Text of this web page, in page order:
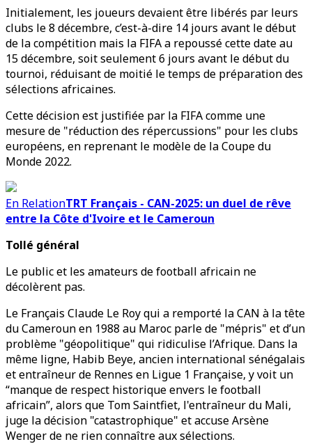
Initialement, les joueurs devaient être libérés par leurs
clubs le 8 décembre, c’est-à-dire 14 jours avant le début
de la compétition mais la FIFA a repoussé cette date au
15 décembre, soit seulement 6 jours avant le début du
tournoi, réduisant de moitié le temps de préparation des
sélections africaines.
Cette décision est justifiée par la FIFA comme une
mesure de "réduction des répercussions" pour les clubs
européens, en reprenant le modèle de la Coupe du
Monde 2022.
En RelationTRT Français - CAN-2025: un duel de rêve
entre la Côte d'Ivoire et le Cameroun
Tollé général
Le public et les amateurs de football africain ne
décolèrent pas.
Le Français Claude Le Roy qui a remporté la CAN à la tête
du Cameroun en 1988 au Maroc parle de "mépris" et d’un
problème "géopolitique" qui ridiculise l’Afrique. Dans la
même ligne, Habib Beye, ancien international sénégalais
et entraîneur de Rennes en Ligue 1 Française, y voit un
“manque de respect historique envers le football
africain”, alors que Tom Saintfiet, l'entraîneur du Mali,
juge la décision "catastrophique" et accuse Arsène
Wenger de ne rien connaître aux sélections.